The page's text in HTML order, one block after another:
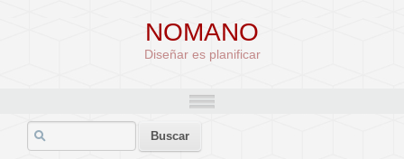
NOMANO
Diseñar es planificar